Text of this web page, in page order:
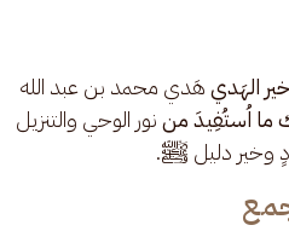
الهَديهَدي محمد بن عبد الله
ما اُستُفِيدَ مننور الوحي والتنزيل
وخير دليل ﷺ.